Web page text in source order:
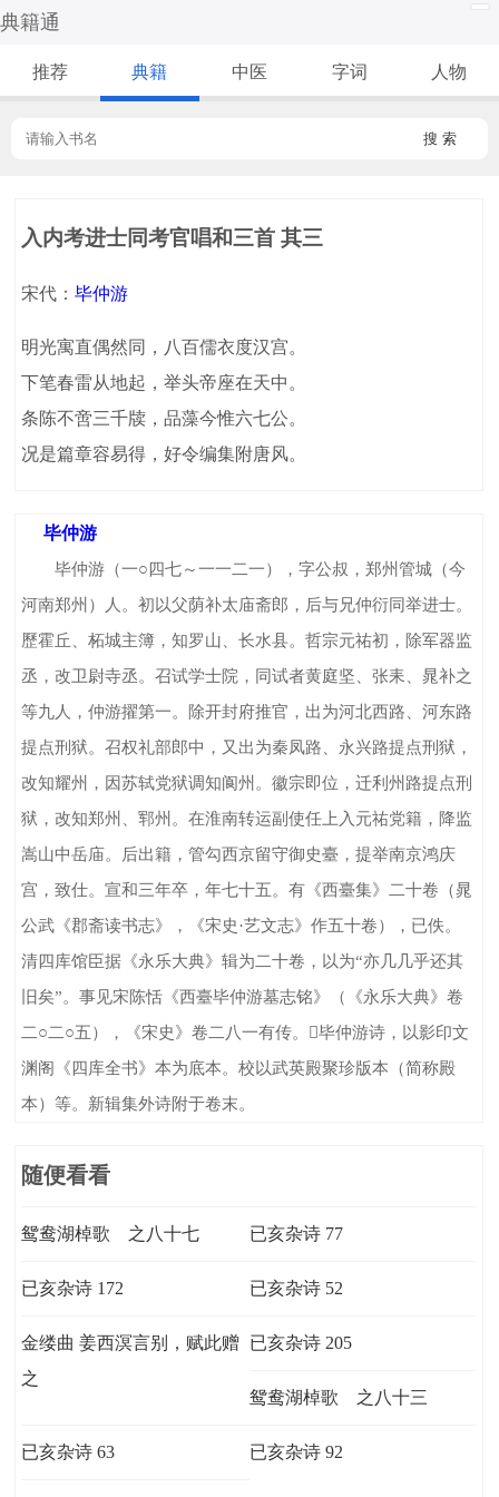
典籍通
推荐 典籍 中医 字词 人物
搜 索
入内考进士同考官唱和三首 其三
宋代：毕仲游
明光寓直偶然同，八百儒衣度汉宫。
下笔春雷从地起，举头帝座在天中。
条陈不啻三千牍，品藻今惟六七公。
况是篇章容易得，好令编集附唐风。
毕仲游
毕仲游（一○四七～一一二一），字公叔，郑州管城（今
河南郑州）人。初以父荫补太庙斋郎，后与兄仲衍同举进士。
歷霍丘、柘城主簿，知罗山、长水县。哲宗元祐初，除军器监
丞，改卫尉寺丞。召试学士院，同试者黄庭坚、张耒、晁补之
等九人，仲游擢第一。除开封府推官，出为河北西路、河东路
提点刑狱。召权礼部郎中，又出为秦凤路、永兴路提点刑狱，
改知耀州，因苏轼党狱调知阆州。徽宗即位，迁利州路提点刑
狱，改知郑州、郓州。在淮南转运副使任上入元祐党籍，降监
嵩山中岳庙。后出籍，管勾西京留守御史臺，提举南京鸿庆
宫，致仕。宣和三年卒，年七十五。有《西臺集》二十卷（晁
公武《郡斋读书志》，《宋史·艺文志》作五十卷），已佚。
清四库馆臣据《永乐大典》辑为二十卷，以为“亦几几乎还其
旧矣”。事见宋陈恬《西臺毕仲游墓志铭》（《永乐大典》卷
二○二○五），《宋史》卷二八一有传。毕仲游诗，以影印文
渊阁《四库全书》本为底本。校以武英殿聚珍版本（简称殿
本）等。新辑集外诗附于卷末。
随便看看
鸳鸯湖棹歌 之八十七 已亥杂诗 77
已亥杂诗 172 已亥杂诗 52
金缕曲 姜西溟言别，赋此赠
之
已亥杂诗 205
鸳鸯湖棹歌 之八十三
已亥杂诗 63 已亥杂诗 92